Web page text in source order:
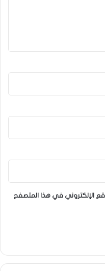
الإلكتروني في هذا المتصفح